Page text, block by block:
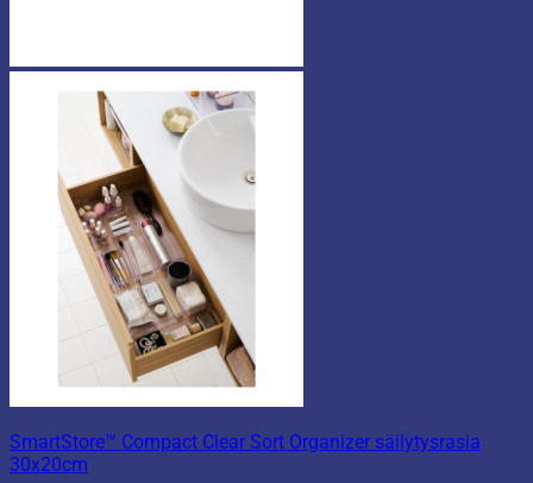
SmartStore™ Compact Clear Sort Organizer säilytysrasia
30x20cm